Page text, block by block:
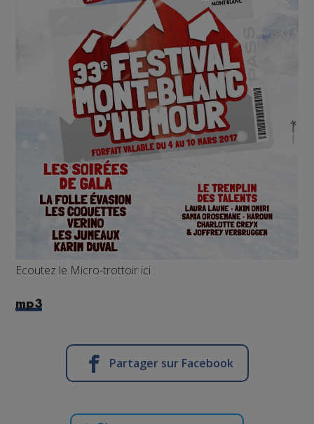
Ecoutez le Micro-trottoir ici :
mp3
Partager sur Facebook